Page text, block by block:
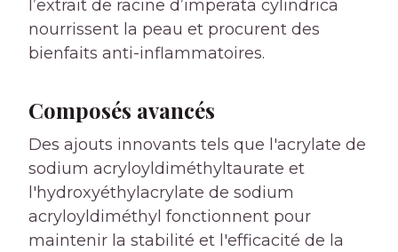
l’extrait de racine d’imperata cylindrica
nourrissent la peau et procurent des
bienfaits anti-inflammatoires.
Composés avancés
Des ajouts innovants tels que l'acrylate de
sodium acryloyldiméthyltaurate et
l'hydroxyéthylacrylate de sodium
acryloyldiméthyl fonctionnent pour
maintenir la stabilité et l'efficacité de la